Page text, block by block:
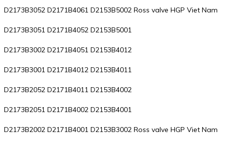
D2173B3052 D2171B4061 D2153B5002 Ross valve HGP Viet Nam
D2173B3051 D2171B4052 D2153B5001
D2173B3002 D2171B4051 D2153B4012
D2173B3001 D2171B4012 D2153B4011
D2173B2052 D2171B4011 D2153B4002
D2173B2051 D2171B4002 D2153B4001
D2173B2002 D2171B4001 D2153B3002 Ross valve HGP Viet Nam